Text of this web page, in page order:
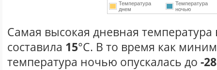
Температура
днем
Температура
ночью
Самая высокая дневная температура
составила 15°С. В то время как
температура ночью опускалась до -28